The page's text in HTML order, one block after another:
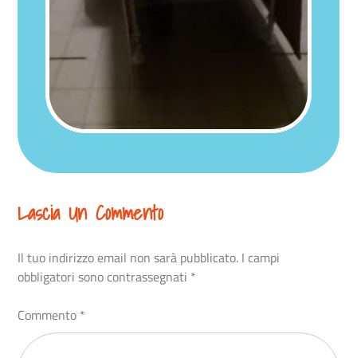
Lascia Un Commento
Il tuo indirizzo email non sarà pubblicato. I campi
obbligatori sono contrassegnati *
Commento *